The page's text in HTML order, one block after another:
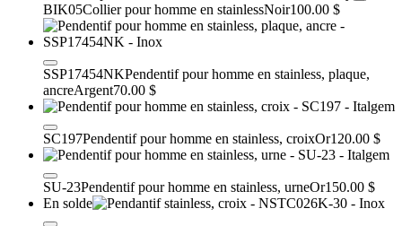
BIK05Collier pour homme en stainlessNoir100.00 $
SSP17454NKPendentif pour homme en stainless, plaque,
ancreArgent70.00 $
SC197Pendentif pour homme en stainless, croixOr120.00 $
SU-23Pendentif pour homme en stainless, urneOr150.00 $
En solde